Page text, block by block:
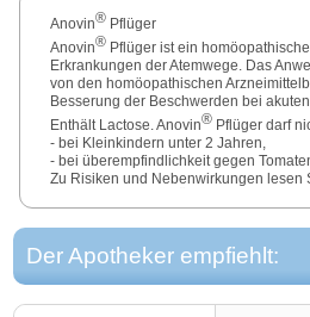
Anovin®Pflüger
Anovin®Pflüger ist ein
Erkrankungen der Atemwege. Das
von den homöopathischen
Besserung der Beschwerden bei
Enthält Lactose. Anovin®Pflüger darf
- bei Kleinkindern unter 2 Jahren,
- bei überempfindlichkeit gegen
Zu Risiken und Nebenwirkungen lesen
Der Apotheker empfiehlt: